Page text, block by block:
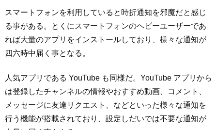
スマートフォンを利用していると時折通知を邪魔だと感じ
る事がある。とくにスマートフォンのヘビーユーザーであ
れば大量のアプリをインストールしており、様々な通知が
四六時中届く事となる。
人気アプリである YouTube も同様だ。YouTube アプリから
は登録したチャンネルの情報やおすすめ動画、コメント、
メッセージに友達リクエスト、などといった様々な通知を
行う機能が搭載されており、設定しだいでは不要な通知が